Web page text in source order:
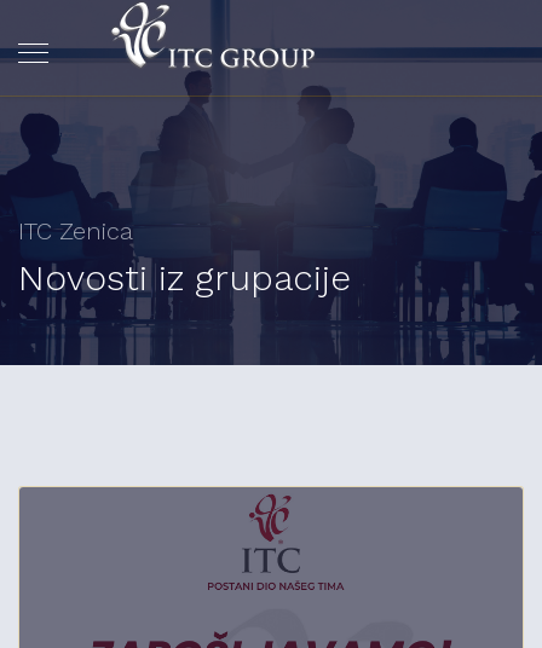
ITC Zenica
Novosti iz grupacije